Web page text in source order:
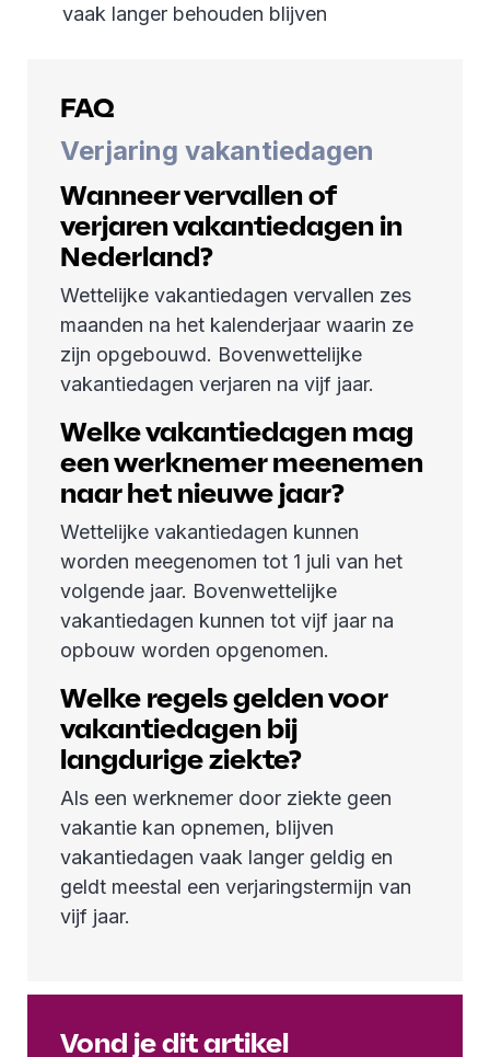
vaak langer behouden blijven
FAQ
Verjaring vakantiedagen
Wanneer vervallen of
verjaren vakantiedagen in
Nederland?
Wettelijke vakantiedagen vervallen zes
maanden na het kalenderjaar waarin ze
zijn opgebouwd. Bovenwettelijke
vakantiedagen verjaren na vijf jaar.
Welke vakantiedagen mag
een werknemer meenemen
naar het nieuwe jaar?
Wettelijke vakantiedagen kunnen
worden meegenomen tot 1 juli van het
volgende jaar. Bovenwettelijke
vakantiedagen kunnen tot vijf jaar na
opbouw worden opgenomen.
Welke regels gelden voor
vakantiedagen bij
langdurige ziekte?
Als een werknemer door ziekte geen
vakantie kan opnemen, blijven
vakantiedagen vaak langer geldig en
geldt meestal een verjaringstermijn van
vijf jaar.
Vond je dit artikel